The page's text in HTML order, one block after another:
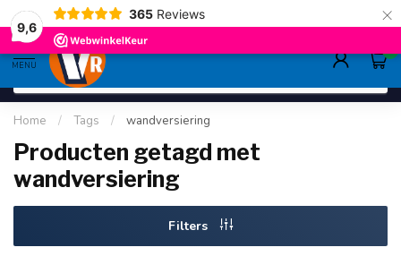
9,6
365 Reviews ×
gratis verzending>80,-
MENU
0
Home / Tags / wandversiering
Producten getagd met
wandversiering
Filters